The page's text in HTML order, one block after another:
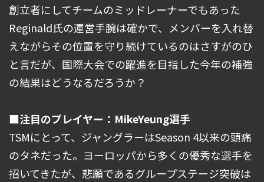
創立者にしてチームのミッドレーナーでもあった
Reginald氏の運営手腕は確かで、メンバーを入れ替
えながらその位置を守り続けているのはさすがのひ
と言だが、国際大会での躍進を目指した今年の補強
の結果はどうなるだろうか？
■注目のプレイヤー：MikeYeung選手
TSMにとって、ジャングラーはSeason 4以来の頭痛
のタネだった。ヨーロッパから多くの優秀な選手を
招いてきたが、悲願であるグループステージ突破は